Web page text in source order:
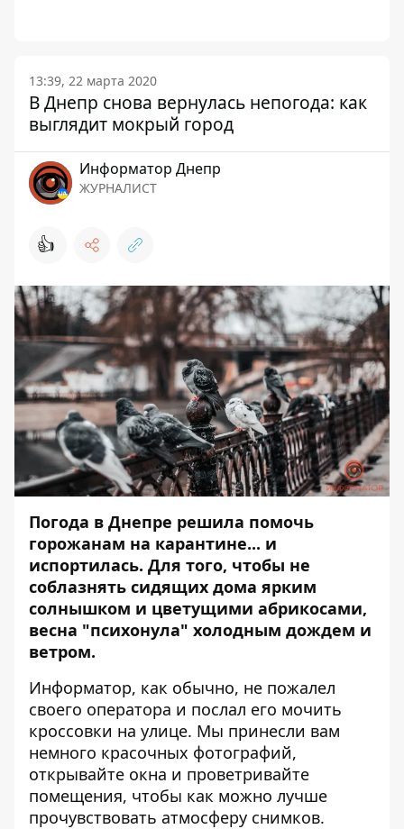
13:39, 22 марта 2020
В Днепр снова вернулась непогода: как
выглядит мокрый город
Информатор Днепр
ЖУРНАЛИСТ
👍
Погода в Днепре решила помочь
горожанам на карантине... и
испортилась. Для того, чтобы не
соблазнять сидящих дома ярким
солнышком и цветущими абрикосами,
весна "психонула" холодным дождем и
ветром.
Информатор, как обычно, не пожалел
своего оператора и послал его мочить
кроссовки на улице. Мы принесли вам
немного красочных фотографий,
открывайте окна и проветривайте
помещения, чтобы как можно лучше
прочувствовать атмосферу снимков.